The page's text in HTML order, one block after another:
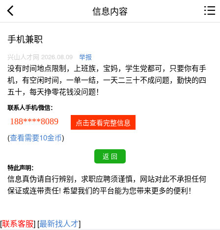
信息内容
手机兼职
兴山人才网 2026.08.09 举报
没有时间地点限制，上班族，宝妈，学生党都可，只要你有手
机，有空闲时间，一单一结，一天二三十不成问题，勤快的四
五十，每天挣零花钱没问题！
联系人手机/微信：
188****8089 点击查看完整信息
(查看需要10金币)
特此声明：
信息真伪请自行辨别，求职应聘须谨慎，网站对此不承担任何
保证或连带责任! 希望我们的平台能为您带来更多的便利！
[联系客服] [最新找人才]